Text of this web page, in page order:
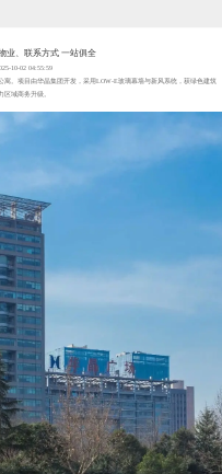
业、联系方式 一站俱全
10-02 04:55:59
。项目由华晶集团开发，采用LOW-E玻璃幕墙与新风系统，获绿色建筑
区域商务升级。